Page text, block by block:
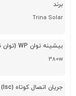
برند
Trina Solar
بیشینه توان WP (توان نامی)
380w
جریان اتصال کوتاه (Isc)